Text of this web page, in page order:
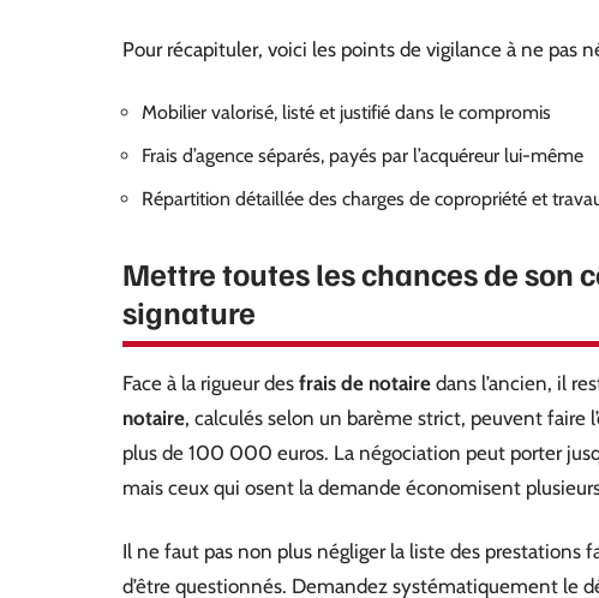
Pour récapituler, voici les points de vigilance à ne pas
Mobilier valorisé, listé et justifié dans le compromis
Frais d’agence séparés, payés par l’acquéreur lui-même
Répartition détaillée des charges de copropriété et
Mettre toutes les chances de son
signature
Face à la rigueur des frais de notaire dans l’ancien, il
notaire, calculés selon un barème strict, peuvent faire
plus de 100 000 euros. La négociation peut porter
mais ceux qui osent la demande économisent
Il ne faut pas non plus négliger la liste des prestations
d’être questionnés. Demandez systématiquement le